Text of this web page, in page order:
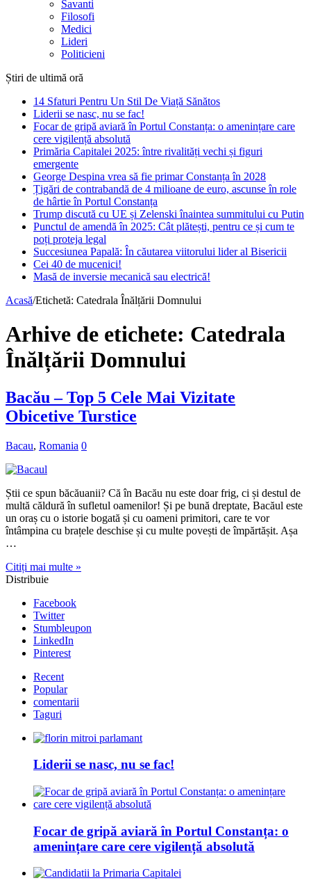
Savanti
Filosofi
Medici
Lideri
Politicieni
Știri de ultimă oră
14 Sfaturi Pentru Un Stil De Viață Sănătos
Liderii se nasc, nu se fac!
Focar de gripă aviară în Portul Constanța: o amenințare care
cere vigilență absolută
Primăria Capitalei 2025: între rivalități vechi și figuri
emergente
George Despina vrea să fie primar Constanța în 2028
Țigări de contrabandă de 4 milioane de euro, ascunse în role
de hârtie în Portul Constanța
Trump discută cu UE și Zelenski înaintea summitului cu Putin
Punctul de amendă în 2025: Cât plătești, pentru ce și cum te
poți proteja legal
Succesiunea Papală: În căutarea viitorului lider al Bisericii
Cei 40 de mucenici!
Masă de inversie mecanică sau electrică!
Acasă/Etichetă: Catedrala Înălțării Domnului
Arhive de etichete: Catedrala
Înălțării Domnului
Bacău – Top 5 Cele Mai Vizitate
Obicetive Turstice
Bacau, Romania 0
Știi ce spun băcăuanii? Că în Bacău nu este doar frig, ci și destul de
multă căldură în sufletul oamenilor! Și pe bună dreptate, Bacăul este
un oraș cu o istorie bogată și cu oameni primitori, care te vor
întâmpina cu brațele deschise și cu multe povești de împărtășit. Așa
…
Citiți mai multe »
Distribuie
Facebook
Twitter
Stumbleupon
LinkedIn
Pinterest
Recent
Popular
comentarii
Taguri
Liderii se nasc, nu se fac!
Focar de gripă aviară în Portul Constanța: o
amenințare care cere vigilență absolută